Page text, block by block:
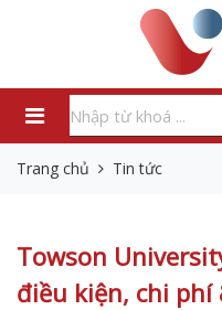
Trang chủ Tin tức
Towson
điều kiện, chi phí